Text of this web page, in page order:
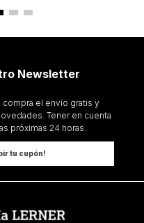
Newsletter
compra el envío gratis y
Tener en cuenta
próximas 24 horas.
tu cupón!